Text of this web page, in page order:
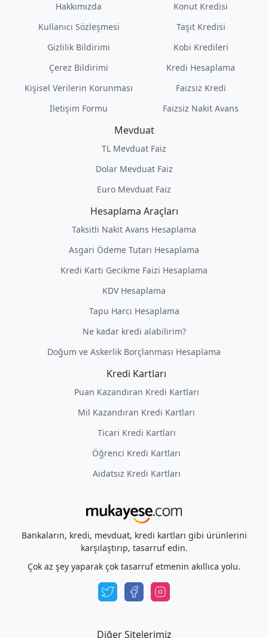
Hakkımızda
Kullanıcı Sözleşmesi
Gizlilik Bildirimi
Çerez Bildirimi
Kişisel Verilerin Korunması
İletişim Formu
Konut Kredisi
Taşıt Kredisi
Kobi Kredileri
Kredi Hesaplama
Faizsiz Kredi
Faizsiz Nakit Avans
Mevduat
TL Mevduat Faiz
Dolar Mevduat Faiz
Euro Mevduat Faiz
Hesaplama Araçları
Taksitli Nakit Avans Hesaplama
Asgari Ödeme Tutarı Hesaplama
Kredi Kartı Gecikme Faizi Hesaplama
KDV Hesaplama
Tapu Harcı Hesaplama
Ne kadar kredi alabilirim?
Doğum ve Askerlik Borçlanması Hesaplama
Kredi Kartları
Puan Kazandıran Kredi Kartları
Mil Kazandıran Kredi Kartları
Ticari Kredi Kartları
Öğrenci Kredi Kartları
Aidatsız Kredi Kartları
Bankaların, kredi, mevduat, kredi kartları gibi ürünlerini
karşılaştırıp, tasarruf edin.
Çok az şey yaparak çok tasarruf etmenin akıllıca yolu.
Diğer Sitelerimiz